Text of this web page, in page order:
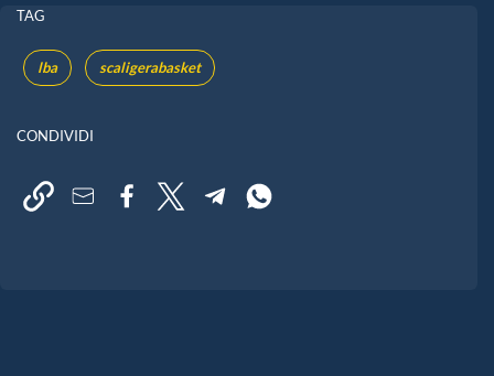
TAG
lba scaligerabasket
CONDIVIDI